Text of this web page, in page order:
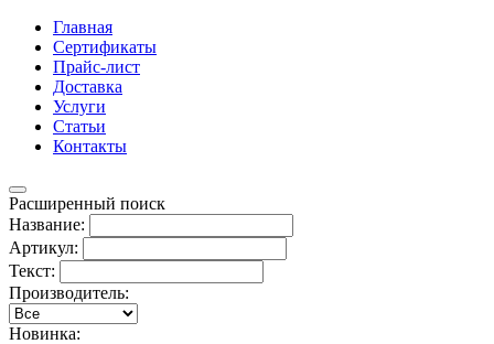
Главная
Сертификаты
Прайс-лист
Доставка
Услуги
Статьи
Контакты
Расширенный поиск
Название:
Артикул:
Текст:
Производитель:
Новинка: